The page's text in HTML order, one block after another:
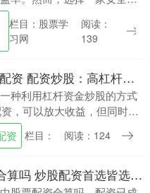
至关重要。配资选配资以其
务优质而著称。 * **放大收
栏目：股票学
习网
阅读：
139
2023炒股配资 配资炒股：高杠杆，高收益，高风险
种利用杠杆资金炒股的方式
，可以放大收益，但同时风
。 * **资金规模庞大：**拥有
，可满足各种投资者的配资
资 栏目： 阅读：124
股票配资合算吗 炒股配资首选皆选配资，稳健增值，财富倍增